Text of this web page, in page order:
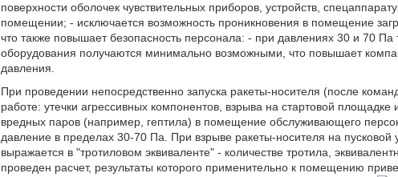
поверхности оболочек чувствительных приборов, устройств,
помещении; - исключается возможность проникновения в помещение
что также повышает безопасность персонала: - при давлениях 30 и 70 Па
оборудования получаются минимально возможными, что повышает
давления.
При проведении непосредственно запуска ракеты-носителя (после
работе: утечки агрессивных компонентов, взрыва на стартовой
вредных паров (например, гептила) в помещение обслуживающего
давление в пределах 30-70 Па. При взрыве ракеты-носителя на пусковой
выражается в "тротиловом эквиваленте" - количестве тротила,
проведен расчет, результаты которого применительно к помещению